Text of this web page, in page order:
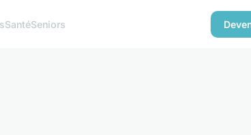
SantéSeniors